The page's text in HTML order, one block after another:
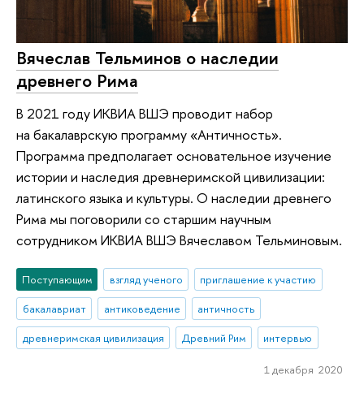
Вячеслав Тельминов о наследии
древнего Рима
В 2021 году ИКВИА ВШЭ проводит набор
на бакалаврскую программу «Античность».
Программа предполагает основательное изучение
истории и наследия древнеримской цивилизации:
латинского языка и культуры. О наследии древнего
Рима мы поговорили со старшим научным
сотрудником ИКВИА ВШЭ Вячеславом Тельминовым.
Поступающим взгляд ученого
приглашение к участию
бакалавриат
антиковедение
античность
древнеримская цивилизация
Древний Рим интервью
1 декабря 2020